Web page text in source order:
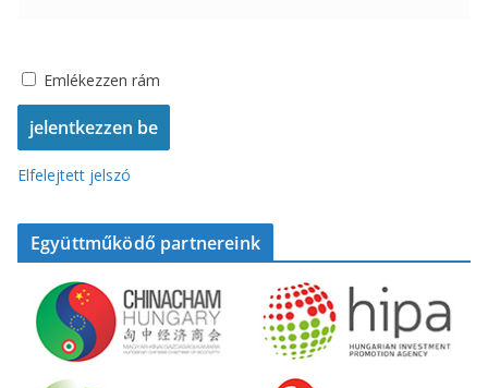
Emlékezzen rám
Elfelejtett jelszó
Együttműködő partnereink